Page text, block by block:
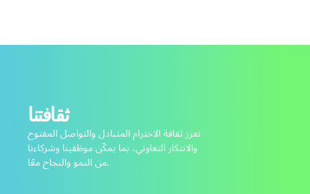
ثقافتنا
نعزز ثقافة الاحترام المتبادل والتواصل المفتوح
والابتكار التعاوني، بما يمكّن موظفينا وشركاءنا
من النمو والنجاح معًا.